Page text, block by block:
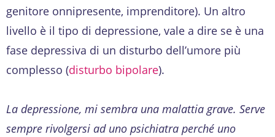
genitore onnipresente, imprenditore). Un altro
livello è il tipo di depressione, vale a dire se è una
fase depressiva di un disturbo dell’umore più
complesso (disturbo bipolare).
La depressione, mi sembra una malattia grave. Serve
sempre rivolgersi ad uno psichiatra perché uno